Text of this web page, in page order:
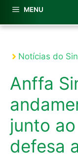
MENU
Notícias do
Anffa
junto
defesa